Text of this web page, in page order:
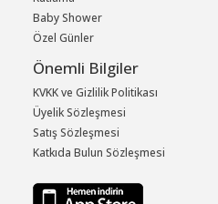
Baby Shower
Özel Günler
Önemli Bilgiler
KVKK ve Gizlilik Politikası
Üyelik Sözleşmesi
Satış Sözleşmesi
Katkıda Bulun Sözleşmesi